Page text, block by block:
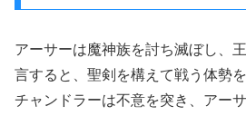
アーサーは魔神族を討ち滅ぼし、
言すると、聖剣を構えて戦う体勢を
チャンドラーは不意を突き、アー